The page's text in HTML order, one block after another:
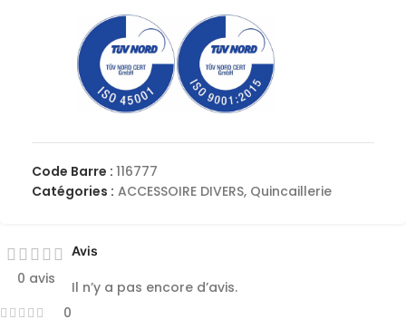
Code Barre : 116777
Catégories : ACCESSOIRE DIVERS, Quincaillerie
0 avis
0
Avis
Il n’y a pas encore d’avis.